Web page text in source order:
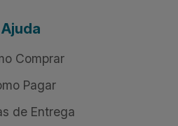
Ajuda
Comprar
Pagar
de Entrega